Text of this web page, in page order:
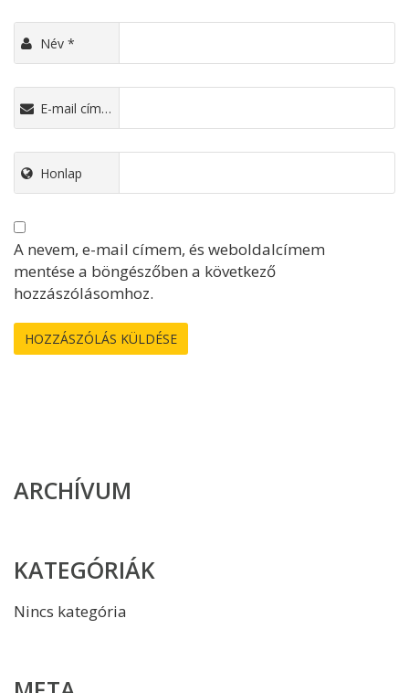
Név *
E-mail cím *
Honlap
A nevem, e-mail címem, és weboldalcímem
mentése a böngészőben a következő
hozzászólásomhoz.
ARCHÍVUM
KATEGÓRIÁK
Nincs kategória